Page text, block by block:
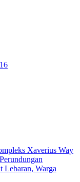
Xaverius Way
Lebaran, Warga